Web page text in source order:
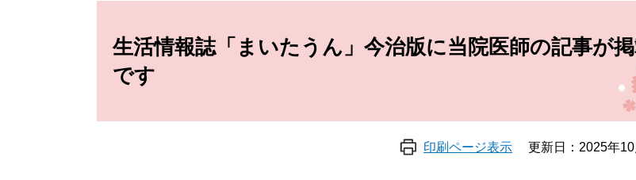
生活情報誌「まいたうん」今治版に当院医師の記事が
です
印刷ページ表示 更新日：2025年